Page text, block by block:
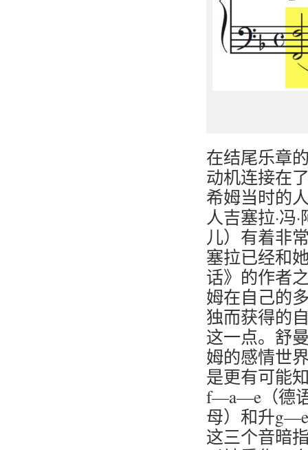
在结尾乐章
动机连接在
希姆当时的
人吉塞拉·冯
儿）有着非
塞拉已经和
话》的作者
姆在自己的
独而获得的
这一点。舒
姆的感情世
是更有可能
f—a—e（德语
母）和升
这三个音暗